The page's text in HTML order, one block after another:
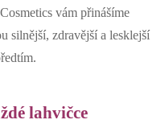
vám přinášíme
silnější, zdravější a lesklejší
lahvičce